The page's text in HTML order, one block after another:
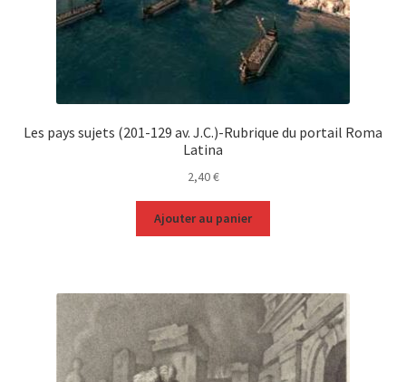
Les pays sujets (201-129 av. J.C.)-Rubrique du portail Roma
Latina
2,40€
Ajouter au panier